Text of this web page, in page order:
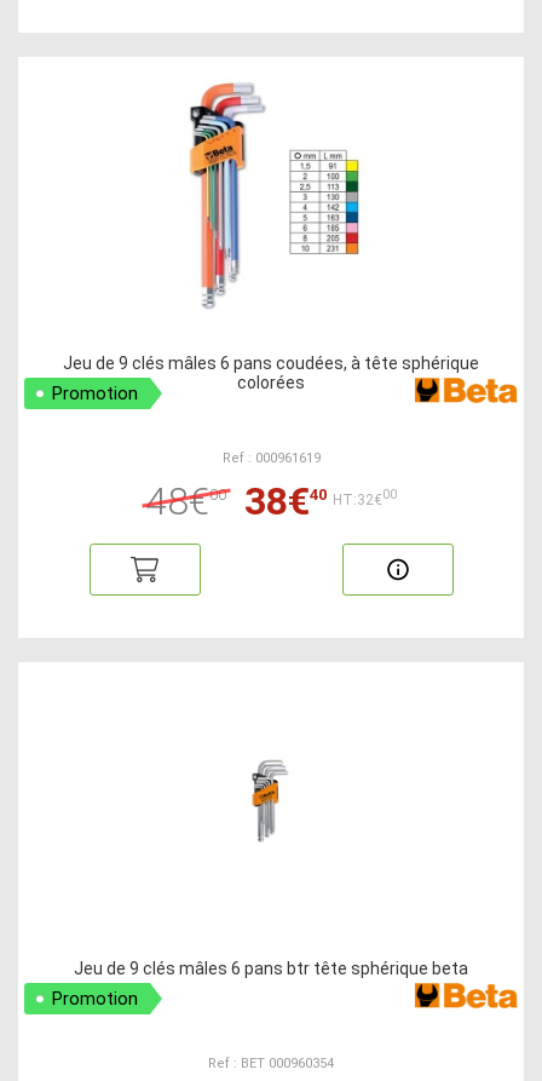
Jeu de 9 clés mâles 6 pans coudées, à tête sphérique
colorées
Promotion
Ref : 000961619
48€00 38€40 HT:32€00
Jeu de 9 clés mâles 6 pans btr tête sphérique beta
Promotion
Ref : BET 000960354